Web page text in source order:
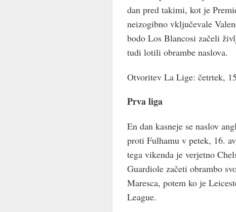
dan pred takimi, kot je
neizogibno vključevale
bodo Los Blancosi začeli
tudi lotili obrambe naslova.
Otvoritev La Lige: četrtek,
Prva liga
En dan kasneje se naslov
proti Fulhamu v petek, 16.
tega vikenda je verjetno
Guardiole začeti obrambo
Maresca, potem ko je
League.